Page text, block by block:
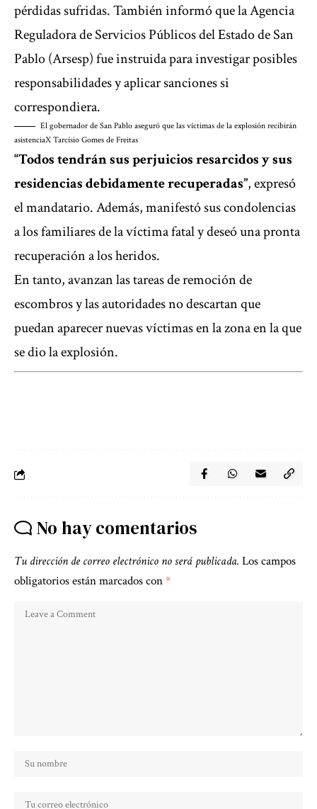
pérdidas sufridas. También informó que la Agencia
Reguladora de Servicios Públicos del Estado de San
Pablo (Arsesp) fue instruida para investigar posibles
responsabilidades y aplicar sanciones si
correspondiera.
El gobernador de San Pablo aseguró que las víctimas de la explosión recibirán
asistenciaX Tarcísio Gomes de Freitas
“Todos tendrán sus perjuicios resarcidos y sus
residencias debidamente recuperadas”, expresó
el mandatario. Además, manifestó sus condolencias
a los familiares de la víctima fatal y deseó una pronta
recuperación a los heridos.
En tanto, avanzan las tareas de remoción de
escombros y las autoridades no descartan que
puedan aparecer nuevas víctimas en la zona en la que
se dio la explosión.
No hay comentarios
Tu dirección de correo electrónico no será publicada. Los campos
obligatorios están marcados con*